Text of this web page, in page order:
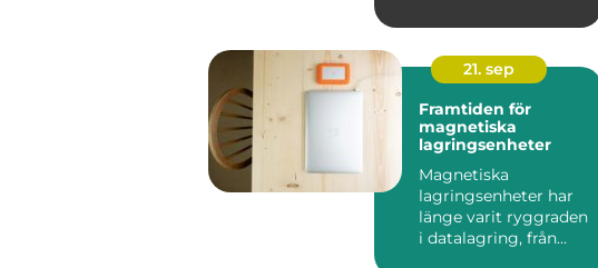
21. sep
Framtiden för
magnetiska
lagringsenheter
Magnetiska
lagringsenheter har
länge varit ryggraden
i datalagring, från